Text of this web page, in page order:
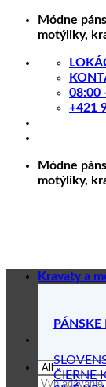
Skip
Módne
motýliky,
08:00
+421
Módne
motýliky,
Hľadať:
Kravaty a
PÁNSKE
ČIERNE